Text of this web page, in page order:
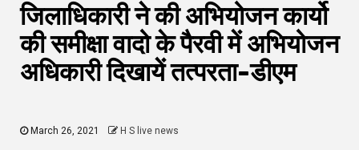
जिलाधिकारी ने की अभियोजन कार्यो
की समीक्षा वादो के पैरवी में अभियोजन
अधिकारी दिखायें तत्परता-डीएम
March 26, 2021 H S live news